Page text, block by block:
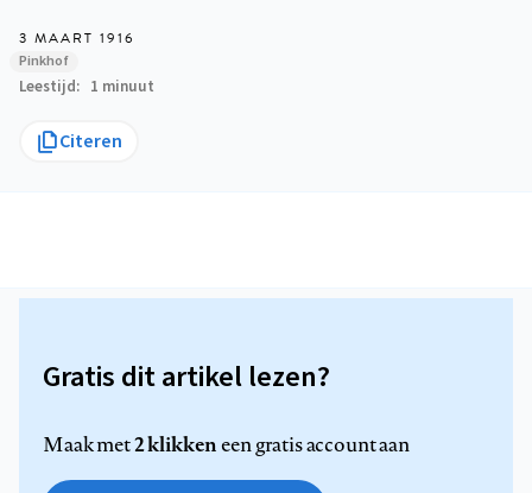
3 MAART 1916
Pinkhof
Leestijd 1 minuut
Citeren
Gratis dit artikel lezen?
Maak met2 klikkeneen gratis account aan